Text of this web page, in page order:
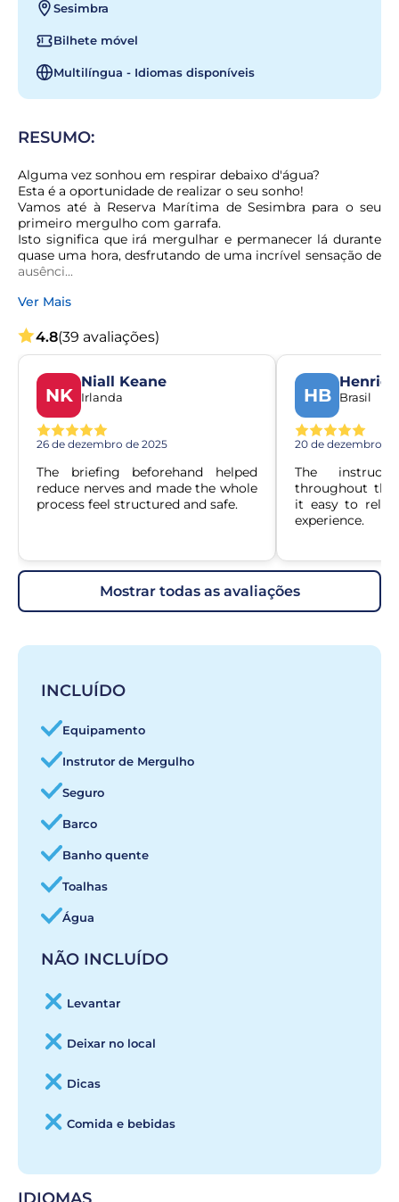
Sesimbra
Bilhete móvel
Multilíngua - Idiomas disponíveis
RESUMO:
Alguma vez sonhou em respirar debaixo d'água?
Esta é a oportunidade de realizar o seu sonho!
Vamos até à Reserva Marítima de Sesimbra para o seu
primeiro mergulho com garrafa.
Isto significa que irá mergulhar e permanecer lá durante
quase uma hora, desfrutando de uma incrível sensação de
ausênci...
Ver Mais
4.8(39 avaliações)
NK
Niall Keane
Irlanda
26 de dezembro de 2025
The briefing beforehand helped
reduce nerves and made the whole
process feel structured and safe.
HB Brasil
20 de dezembro
The
throughout the
it easy to
experience.
mostrar todas as avaliações
INCLUÍDO
Equipamento
Instrutor de Mergulho
Seguro
Barco
Banho quente
Toalhas
Água
NÃO INCLUÍDO
Levantar
Deixar no local
Dicas
Comida e bebidas